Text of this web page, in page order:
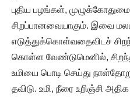
புதிய பழங்கள்,
சிறப்பானவையாகும். இவை
எடுத்துக்கொள்வதைவிடச்
கொள்ள வேண்டுமெனில்,
உமியை பொடி செய்து
தவிடு. உமி, நீரை உறிஞ்சி